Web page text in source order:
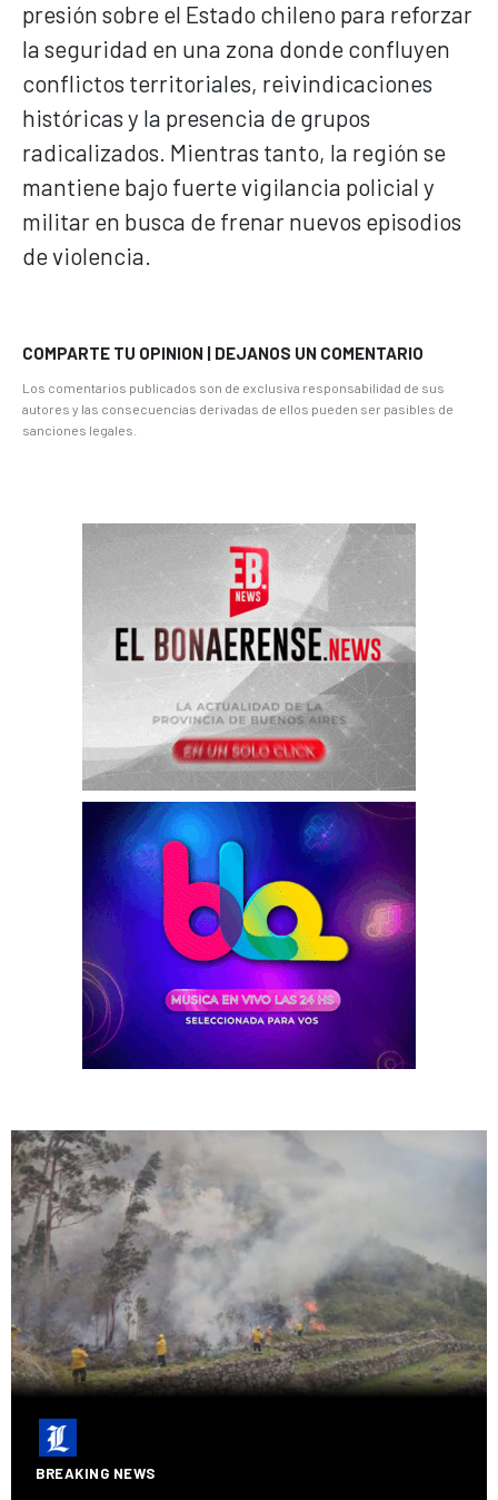
presión sobre el Estado chileno para reforzar
la seguridad en una zona donde confluyen
conflictos territoriales, reivindicaciones
históricas y la presencia de grupos
radicalizados. Mientras tanto, la región se
mantiene bajo fuerte vigilancia policial y
militar en busca de frenar nuevos episodios
de violencia.
COMPARTE TU OPINION | DEJANOS UN COMENTARIO
Los comentarios publicados son de exclusiva responsabilidad de sus
autores y las consecuencias derivadas de ellos pueden ser pasibles de
sanciones legales.
BREAKING NEWS